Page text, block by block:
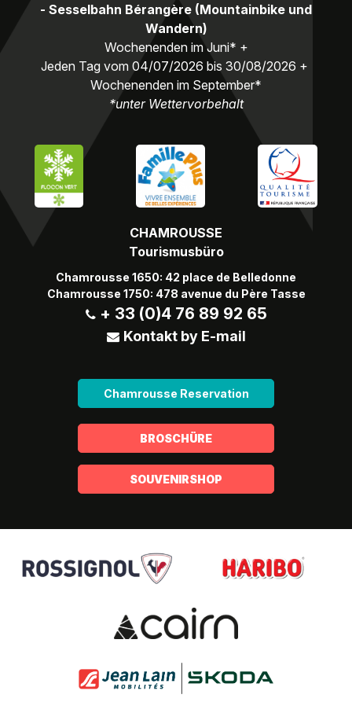
CHAMROUSSE
Tourismusbüro
Chamrousse 1650: 42 place de Belledonne
Chamrousse 1750: 478 avenue du Père Tasse
+ 33 (0)4 76 89 92 65
Kontakt by E-mail
Chamrousse Reservation
- Sesselbahn Bérangère (Mountainbike und
Wandern)
Wochenenden im Juni* +
Jeden Tag vom 04/07/2026 bis 30/08/2026 +
Wochenenden im September*
*unter Wettervorbehalt
BROSCHÜRE
SOUVENIRSHOP